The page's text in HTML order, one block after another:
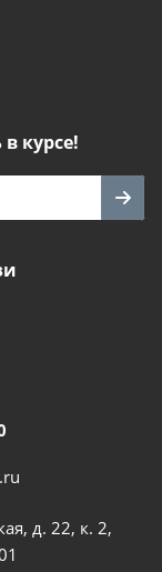
курсе!
д. 22, к. 2,